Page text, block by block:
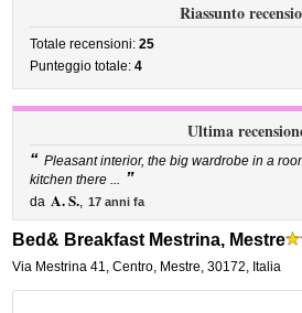
Riassunto
Totale recensioni:25
Punteggio totale:4
Ultima
“ Pleasant interior, the big wardrobe in a
kitchen there ... ”
da A. S., 17 anni fa
Bed& Breakfast Mestrina, Mestre
Via Mestrina 41,Centro, Mestre,30172, Italia